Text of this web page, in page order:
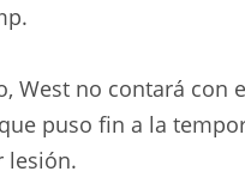
West no contará con
puso fin a la
lesión.